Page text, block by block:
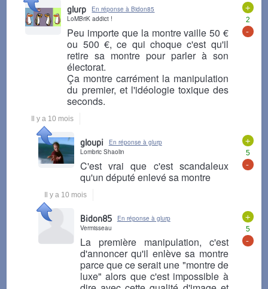
+
2
-
glurp
En réponse à Bidon85
LoMBriK addict !
Peu importe que la montre vaille 50 €
ou 500 €, ce qui choque c'est qu'il
retire sa montre pour parler à son
électorat.
Ça montre carrément la manipulation
du premier, et l'idéologie toxique des
seconds.
Il y a 10 mois
+
5
-
gloupi
En réponse à glurp
Lombric Shaolin
C'est vrai que c'est scandaleux
qu'un député enlevé sa montre
Il y a 10 mois
+
5
-
Bidon85
En réponse à glurp
Vermisseau
La première manipulation, c'est
d'annoncer qu'il enlève sa montre
parce que ce serait une "montre de
luxe" alors que c'est impossible à